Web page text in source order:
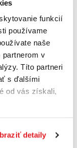
funkcií
používame
naše
partnerom v
Títo partneri
s ďalšími
od vás získali,
detaily
Functional